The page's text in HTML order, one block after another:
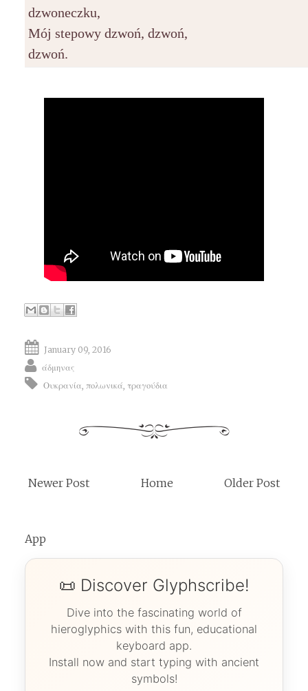
dzwoneczku,
Mój stepowy dzwoń, dzwoń,
dzwoń.
January 09, 2016
άδμηνας
Ουκρανία, πολωνικά, τραγούδια
Newer Post Older Post
Home
App
📜 Discover Glyphscribe!
Dive into the fascinating world of
hieroglyphics with this fun, educational
keyboard app.
Install now and start typing with ancient
symbols!